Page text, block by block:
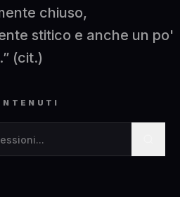
chiuso,
stitico e anche un po'
(cit.)